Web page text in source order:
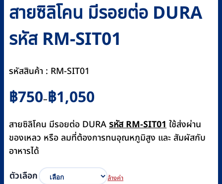
สายซิลิโคน มีรอยต่อ DURA
รหัส RM-SIT01
รหัสสินค้า : RM-SIT01
฿750–฿1,050
Price
range:
฿750
through
฿1,050
สายซิลิโคน มีรอยต่อ DURAรหัส RM-SIT01ใช้ส่งผ่าน
ของเหลว หรือ ลมที่ต้องการทนอุณหภูมิสูง และ สัมผัสกับ
อาหารได้
ตัวเลือก
ล้างค่า